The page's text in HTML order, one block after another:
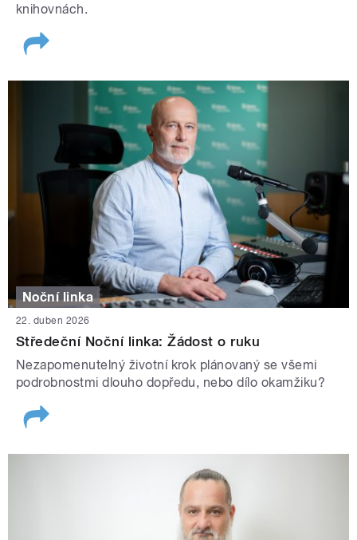
knihovnách.
Noční linka
22. duben 2026
Středeční Noční linka: Žádost o ruku
Nezapomenutelný životní krok plánovaný se všemi
podrobnostmi dlouho dopředu, nebo dílo okamžiku?